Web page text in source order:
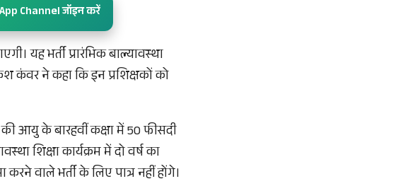
Channel जॉइन करें
यह भर्ती प्रारंभिक बाल्यावस्था
कंवर ने कहा कि इन प्रशिक्षकों को
की आयु के बारहवीं कक्षा में 50 फीसदी
शिक्षा कार्यक्रम में दो वर्ष का
करने वाले भर्ती के लिए पात्र नहीं होंगे।